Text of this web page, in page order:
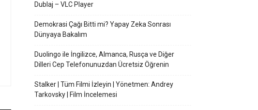
Dublaj – VLC Player
Demokrasi Çağı Bitti mi? Yapay Zeka Sonrası
Dünyaya Bakalım
Duolingo ile İngilizce, Almanca, Rusça ve Diğer
Dilleri Cep Telefonunuzdan Ücretsiz Öğrenin
Stalker | Tüm Filmi İzleyin | Yönetmen: Andrey
Tarkovsky | Film İncelemesi